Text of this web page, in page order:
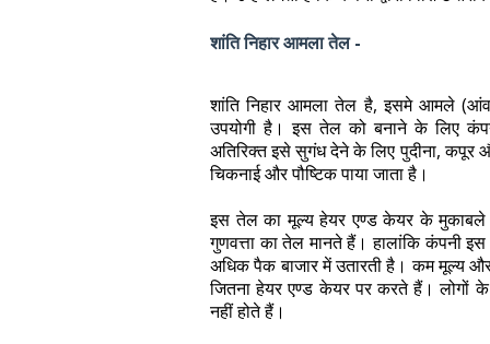
शांति निहार आमला तेल -
शांति निहार आमला तेल है, इसमे आमले
उपयोगी है। इस तेल को बनाने के लिए
अतिरिक्त इसे सुगंध देने के लिए पुदीना,
चिकनाई और पौष्टिक पाया जाता है।
इस तेल का मूल्य हेयर एण्ड केयर के
गुणवत्ता का तेल मानते हैं। हालांकि कंपनी
अधिक पैक बाजार में उतारती है। कम मूल्य
जितना हेयर एण्ड केयर पर करते हैं। लोगों
नहीं होते हैं।